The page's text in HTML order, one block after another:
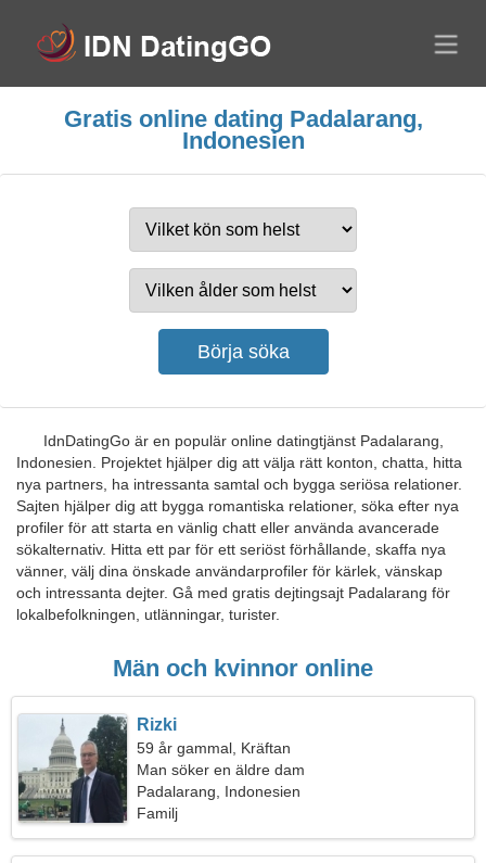
Gratis online dating Padalarang,
Indonesien
IdnDatingGo är en populär online datingtjänst Padalarang,
Indonesien. Projektet hjälper dig att välja rätt konton, chatta, hitta
nya partners, ha intressanta samtal och bygga seriösa relationer.
Sajten hjälper dig att bygga romantiska relationer, söka efter nya
profiler för att starta en vänlig chatt eller använda avancerade
sökalternativ. Hitta ett par för ett seriöst förhållande, skaffa nya
vänner, välj dina önskade användarprofiler för kärlek, vänskap
och intressanta dejter. Gå med gratis dejtingsajt Padalarang för
lokalbefolkningen, utlänningar, turister.
Män och kvinnor online
Rizki
59 år gammal, Kräftan
Man söker en äldre dam
Padalarang, Indonesien
Familj